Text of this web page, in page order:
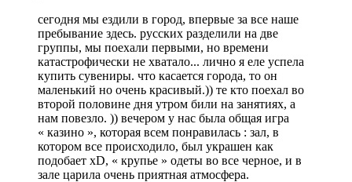
сегодня мы ездили в город, впервые за все наше
пребывание здесь. русских разделили на две
группы, мы поехали первыми, но времени
катастрофически не хватало... лично я еле успела
купить сувениры. что касается города, то он
маленький но очень красивый.)) те кто поехал во
второй половине дня утром били на занятиях, а
нам повезло. )) вечером у нас была общая игра
« казино », которая всем понравилась : зал, в
котором все происходило, был украшен как
подобает xD, « крупье » одеты во все черное, и в
зале царила очень приятная атмосфера.